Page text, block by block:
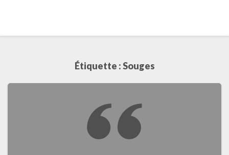
Étiquette :Souges